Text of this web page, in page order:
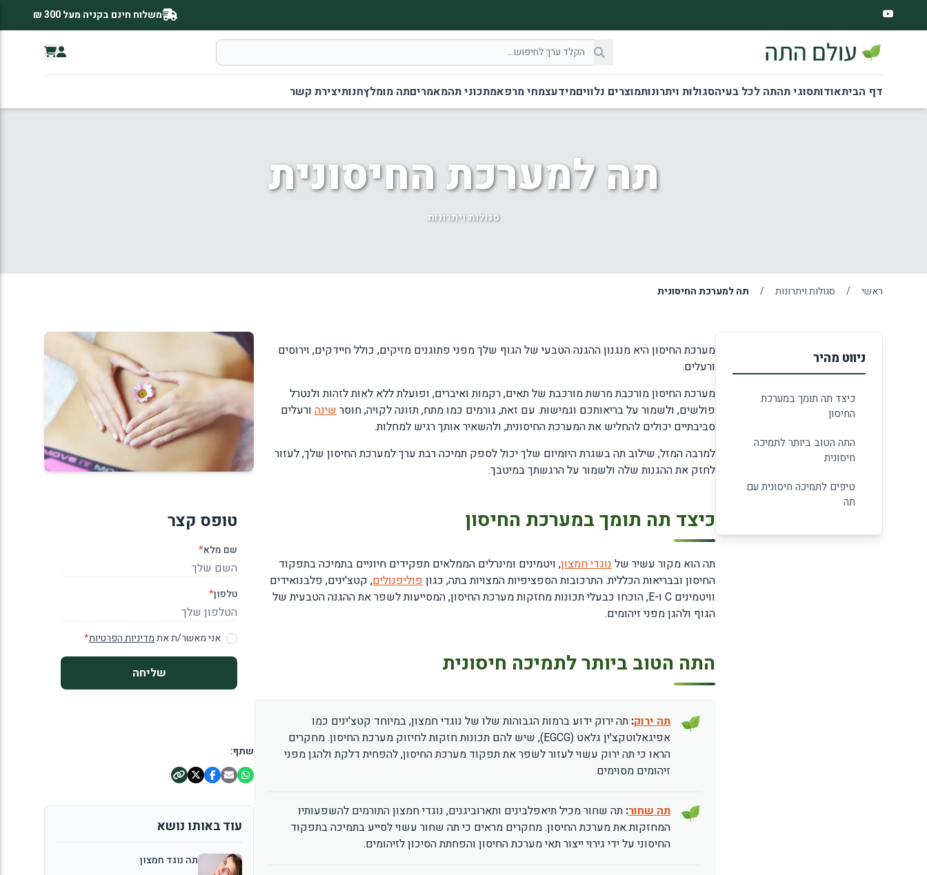
משלוח חינם בקניה מעל 300 ₪
דף הביתאודותסוגי תהתה לכל בעיהסגולות ויתרונותמוצרים נלוויםמידעצמחי מרפאמתכוני תהמאמריםתה מומלץחנותיצירת קשר
תה למערכת החיסונית
סגולות ויתרונות
ראשי / סגולות ויתרונות / תה למערכת החיסונית
ניווט מהיר
כיצד תה תומך במערכת
החיסון
התה הטוב ביותר לתמיכה
חיסונית
טיפים לתמיכה חיסונית עם
תה
מערכת החיסון היא מנגנון ההגנה הטבעי של הגוף שלך מפני פתוגנים מזיקים, כולל חיידקים, וירוסים
ורעלים.
מערכת החיסון מורכבת מרשת מורכבת של תאים, רקמות ואיברים, ופועלת ללא לאות לזהות ולנטרל
פולשים, ולשמור על בריאותכם וגמישות. עם זאת, גורמים כמו מתח, תזונה לקויה, חוסרשינהורעלים
סביבתיים יכולים להחליש את המערכת החיסונית, ולהשאיר אותך רגיש למחלות.
למרבה המזל, שילוב תה בשגרת היומיום שלך יכול לספק תמיכה רבת ערך למערכת החיסון שלך, לעזור
לחזק את ההגנות שלה ולשמור על הרגשתך במיטבך.
כיצד תה תומך במערכת החיסון
תה הוא מקור עשיר שלנוגדי חמצון, ויטמינים ומינרלים הממלאים תפקידים חיוניים בתמיכה בתפקוד
החיסון ובבריאות הכללית. התרכובות הספציפיות המצויות בתה, כגוןפוליפנולים, קטצ'ינים, פלבנואידים
וויטמינים C ו-E, הוכחו כבעלי תכונות מחזקות מערכת החיסון, המסייעות לשפר את ההגנה הטבעית של
הגוף ולהגן מפני זיהומים.
התה הטוב ביותר לתמיכה חיסונית
תה ירוק:תה ירוק ידוע ברמות הגבוהות שלו של נוגדי חמצון, במיוחד קטצ'ינים כמו
אפיגאלוטקצ'ין גלאט (EGCG), שיש להם תכונות חזקות לחיזוק מערכת החיסון. מחקרים
הראו כי תה ירוק עשוי לעזור לשפר את תפקוד מערכת החיסון, להפחית דלקת ולהגן מפני
זיהומים מסוימים.
תה שחור:תה שחור מכיל תיאפלבינים ותארוביגנים, נוגדי חמצון התורמים להשפעותיו
המחזקות את מערכת החיסון. מחקרים מראים כי תה שחור עשוי לסייע בתמיכה בתפקוד
החיסוני על ידי גירוי ייצור תאי מערכת החיסון והפחתת הסיכון לזיהומים.
טופס קצר
שם מלא*
טלפון*
אני מאשר/ת אתמדיניות הפרטיות*
שליחה
שתף:
עוד באותו נושא
תה נוגד חמצון